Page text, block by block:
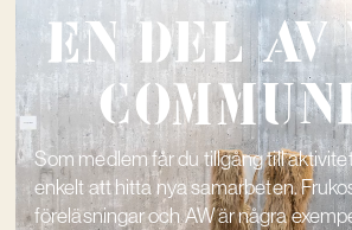
En del
Som medlem får du tillgång till
enkelt att hitta nya samarbeten.
föreläsningar och AW är några